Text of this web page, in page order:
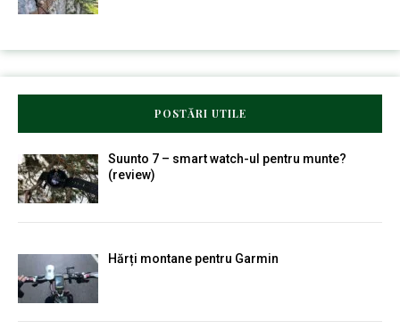
POSTĂRI UTILE
Suunto 7 – smart watch-ul pentru munte?
(review)
Hărți montane pentru Garmin